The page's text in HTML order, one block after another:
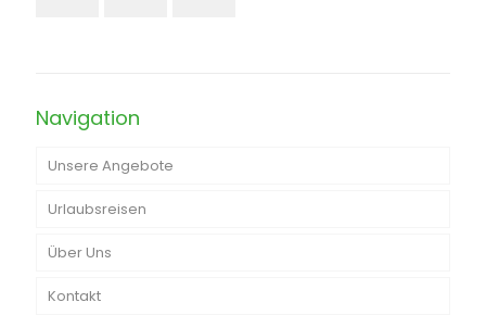
Navigation
Unsere Angebote
Hochzeitsreisen
Individualreisen
Luxusreisen
Urlaubsreisen
Über Uns
Michaela Lenkeit
Kontakt